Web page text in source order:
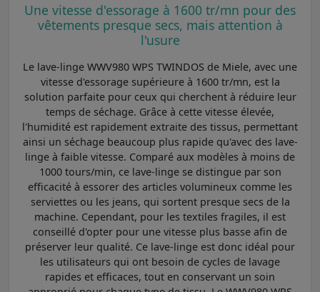
Une vitesse d'essorage à 1600 tr/mn pour des
vêtements presque secs, mais attention à
l'usure
Le lave-linge WWV980 WPS TWINDOS de Miele, avec une
vitesse d'essorage supérieure à 1600 tr/mn, est la
solution parfaite pour ceux qui cherchent à réduire leur
temps de séchage. Grâce à cette vitesse élevée,
l'humidité est rapidement extraite des tissus, permettant
ainsi un séchage beaucoup plus rapide qu'avec des lave-
linge à faible vitesse. Comparé aux modèles à moins de
1000 tours/min, ce lave-linge se distingue par son
efficacité à essorer des articles volumineux comme les
serviettes ou les jeans, qui sortent presque secs de la
machine. Cependant, pour les textiles fragiles, il est
conseillé d'opter pour une vitesse plus basse afin de
préserver leur qualité. Ce lave-linge est donc idéal pour
les utilisateurs qui ont besoin de cycles de lavage
rapides et efficaces, tout en conservant un soin